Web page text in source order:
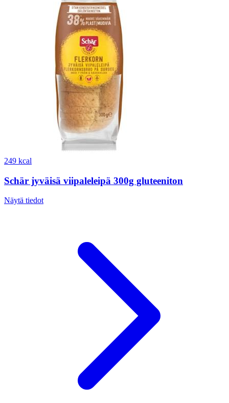
249 kcal
Schär jyväisä viipaleleipä 300g gluteeniton
Näytä tiedot